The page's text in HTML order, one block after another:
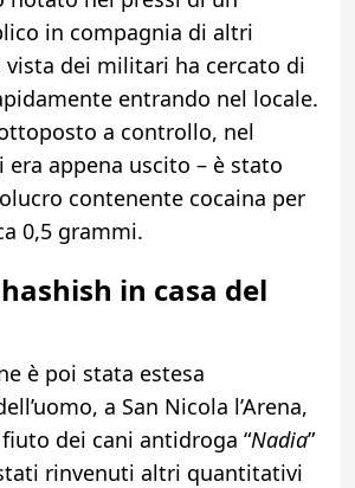
in compagnia di altri
vista dei militari ha cercato di
entrando nel locale.
a controllo, nel
era appena uscito – è stato
contenente cocaina per
0,5 grammi.
in casa del
è poi stata estesa
a San Nicola l’Arena,
dei cani antidroga “Nadia”
rinvenuti altri quantitativi